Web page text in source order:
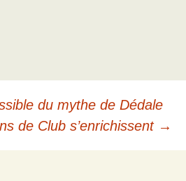
du mythe de Dédale
de Club s’enrichissent →